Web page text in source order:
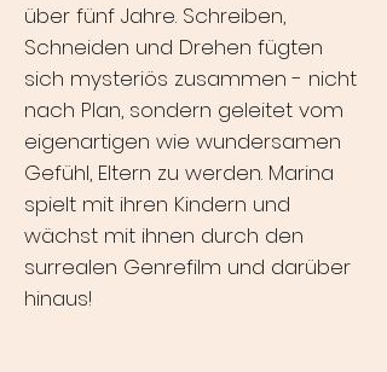
über fünf Jahre. Schreiben,
Schneiden und Drehen fügten
sich mysteriös zusammen - nicht
nach Plan, sondern geleitet vom
eigenartigen wie wundersamen
Gefühl, Eltern zu werden. Marina
spielt mit ihren Kindern und
wächst mit ihnen durch den
surrealen Genrefilm und darüber
hinaus!